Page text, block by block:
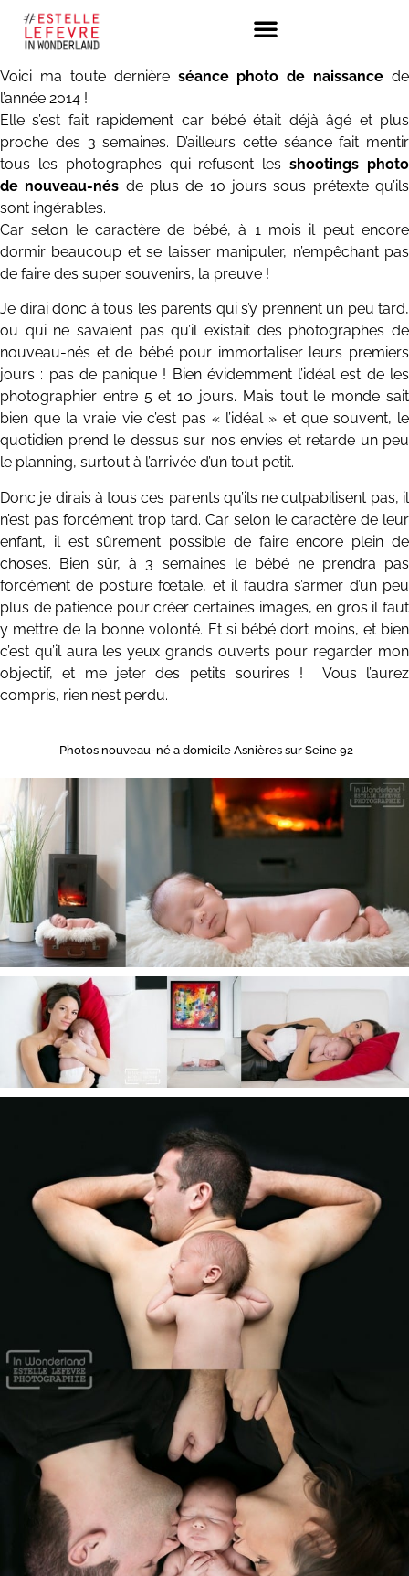
Voici ma toute dernière séance photo de naissance de
l’année 2014 !
Elle s’est fait rapidement car bébé était déjà âgé et plus
proche des 3 semaines. D’ailleurs cette séance fait mentir
tous les photographes qui refusent lesshootings photo
de nouveau-nés de plus de 10 jours sous prétexte qu’ils
sont ingérables.
Car selon le caractère de bébé, à 1 mois il peut encore
dormir beaucoup et se laisser manipuler, n’empêchant pas
de faire des super souvenirs, la preuve !
Je dirai donc à tous les parents qui s’y prennent un peu tard,
ou qui ne savaient pas qu’il existait des photographes de
nouveau-nés et de bébé pour immortaliser leurs premiers
jours : pas de panique ! Bien évidemment l’idéal est de les
photographier entre 5 et 10 jours. Mais tout le monde sait
bien que la vraie vie c’est pas « l’idéal » et que souvent, le
quotidien prend le dessus sur nos envies et retarde un peu
le planning, surtout à l’arrivée d’un tout petit.
Donc je dirais à tous ces parents qu’ils ne culpabilisent pas, il
n’est pas forcément trop tard. Car selon le caractère de leur
enfant, il est sûrement possible de faire encore plein de
choses. Bien sûr, à 3 semaines le bébé ne prendra pas
forcément de posture fœtale, et il faudra s’armer d’un peu
plus de patience pour créer certaines images, en gros il faut
y mettre de la bonne volonté. Et si bébé dort moins, et bien
c’est qu’il aura les yeux grands ouverts pour regarder mon
objectif, et me jeter des petits sourires ! Vous l’aurez
compris, rien n’est perdu.
Photos nouveau-né a domicile Asnières sur Seine 92